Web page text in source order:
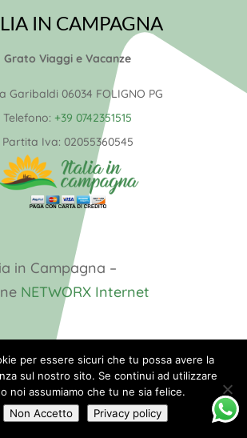
IN CAMPAGNA
Grato Viaggi e Vacanze
Garibaldi 06034 FOLIGNO PG
Telefono: +39 0742351515
Partita Iva: 02055360545
in Campagna –
NETWORX Internet
per essere sicuri che tu possa avere la
sul nostro sito. Se continui ad utilizzare
noi assumiamo che tu ne sia felice.
Non Accetto Privacy policy